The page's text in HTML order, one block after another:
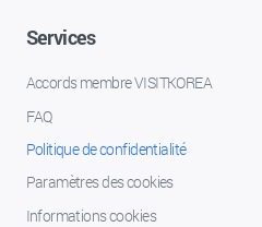
Services
Accords membre VISITKOREA
FAQ
Politique de confidentialité
Paramètres des cookies
Informations cookies